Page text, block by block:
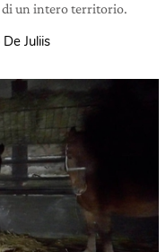
di un intero territorio.
Juliis